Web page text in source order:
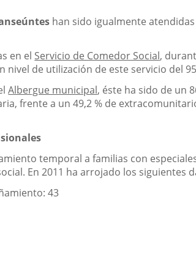
han sido igualmente
en el Servicio de Comedor Social,
de utilización de este servicio del
Albergue municipal, éste ha sido de un
frente a un 49,2 % de
temporal a familias con
En 2011 ha arrojado los siguientes
43